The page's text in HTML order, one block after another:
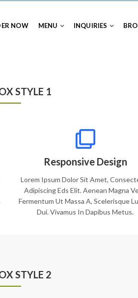
NOW MENU INQUIRIES
STYLE 1
Responsive Design
Lorem Ipsum Dolor Sit Amet,
Adipiscing Eds Elit. Aenean Magna
Fermentum Ut Massa A, Scelerisque
Dui. Vivamus In Dapibus Metus.
STYLE 2